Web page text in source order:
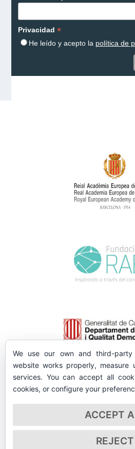
Privacidad *
He leído y acepto la política de
We use our own and third-
website works properly, measure
services. You can accept all
cookies, or configure your
ACCEPT
REJECT